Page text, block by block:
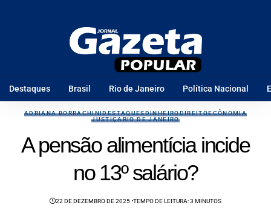
Destaques Brasil Rio de Janeiro Política Nacional
ADRIANA BORRACHINIDESTAQUESDINHEIRODIREITOECÔNOMIA
JUSTIÇARIO DE JANEIRO
A pensão alimentícia incide
no 13º salário?
22 DE DEZEMBRO DE 2025 TEMPO DE LEITURA: 3 MINUTOS